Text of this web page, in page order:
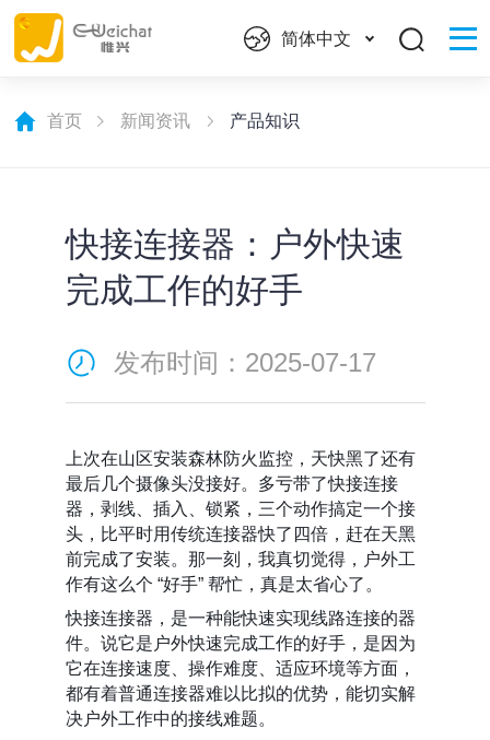
简体中文
首页 新闻资讯 产品知识
快接连接器：户外快速
完成工作的好手
发布时间：2025-07-17
上次在山区安装森林防火监控，天快黑了还有
最后几个摄像头没接好。多亏带了快接连接
器，剥线、插入、锁紧，三个动作搞定一个接
头，比平时用传统连接器快了四倍，赶在天黑
前完成了安装。那一刻，我真切觉得，户外工
作有这么个 “好手” 帮忙，真是太省心了。
快接连接器，是一种能快速实现线路连接的器
件。说它是户外快速完成工作的好手，是因为
它在连接速度、操作难度、适应环境等方面，
都有着普通连接器难以比拟的优势，能切实解
决户外工作中的接线难题。